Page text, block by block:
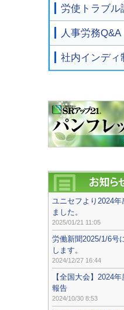
労使トラブル
人事労務Q&A
社内インディ
ユニセフより2024
ました。
2025/01/21 11:05
労働新聞2025/1/6号
します。
2024/12/27 16:44
【全国大会】2024
報告
2024/10/30 8:53